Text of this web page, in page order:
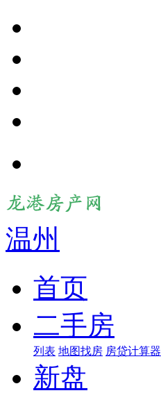
温州
首页
二手房
列表 地图找房 房贷计算器
新盘